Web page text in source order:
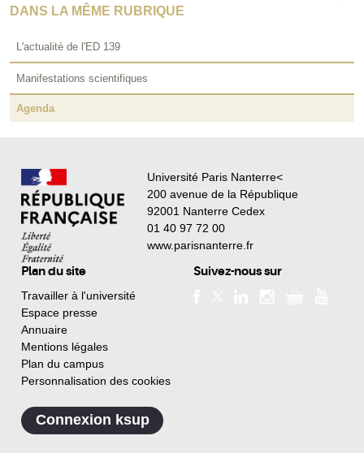
DANS LA MÊME RUBRIQUE
L'actualité de l'ED 139
Manifestations scientifiques
Agenda
Université Paris Nanterre<
200 avenue de la République
92001 Nanterre Cedex
01 40 97 72 00
www.parisnanterre.fr
Plan du site
Travailler à l'université
Espace presse
Annuaire
Mentions légales
Plan du campus
Personnalisation des cookies
Suivez-nous sur
Connexion ksup